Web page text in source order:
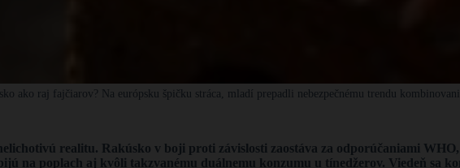
ako raj fajčiarov? Na európsku špičku stráca, mladí prepadli nebezpečnému trendu
realitu. Rakúsko v boji proti závislosti zaostáva za odporúčaniami
na poplach aj kvôli takzvanému duálnemu konzumu u tínedžerov. Viedeň sa